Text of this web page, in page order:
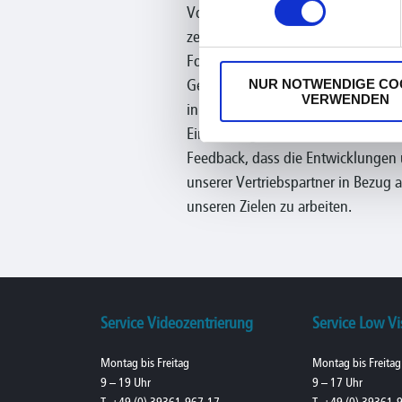
NUR NOTWENDIGE
VERWENDEN
Vom 28. bis 30. Januar 2017
zehnten Mal ihre Pforten und
Fokus. Ein besonderes Jahr,
Geschäftsführern- Aussteller auf
in diesem Jahr waren das
Einsatzmöglichkeiten bei
Feedback, dass die
unserer Vertriebspartner in
unseren Zielen zu arbeiten.
Service Videozentrierung
Montag bis Freitag
9 – 19 Uhr
Service Low
Montag bis Freitag
9 – 17 Uhr